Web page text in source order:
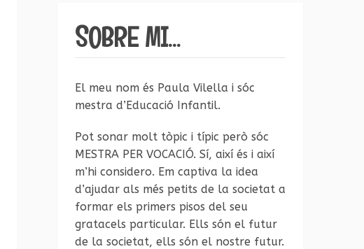
SOBRE MI…
El meu nom és Paula Vilella i sóc
mestra d’Educació Infantil.
Pot sonar molt tòpic i típic però sóc
MESTRA PER VOCACIÓ. Sí, així és i així
m’hi considero. Em captiva la idea
d’ajudar als més petits de la societat a
formar els primers pisos del seu
gratacels particular. Ells són el futur
de la societat, ells són el nostre futur.